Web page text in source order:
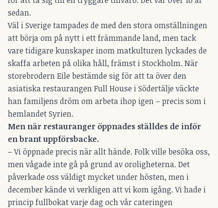
sedan.
Väl i Sverige tampades de med den stora omställningen
att börja om på nytt i ett främmande land, men tack
vare tidigare kunskaper inom matkulturen lyckades de
skaffa arbeten på olika håll, främst i Stockholm. När
storebrodern Eile bestämde sig för att ta över den
asiatiska restaurangen Full House i Södertälje väckte
han familjens dröm om arbeta ihop igen – precis som i
hemlandet Syrien.
Men när restauranger öppnades ställdes de inför
en brant uppförsbacke.
– Vi öppnade precis när allt hände. Folk ville besöka oss,
men vågade inte gå på grund av oroligheterna. Det
påverkade oss väldigt mycket under hösten, men i
december kände vi verkligen att vi kom igång. Vi hade i
princip fullbokat varje dag och vår cateringen